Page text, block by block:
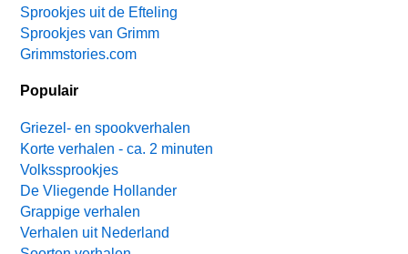
Sprookjes uit de Efteling
Sprookjes van Grimm
Grimmstories.com
Populair
Griezel- en spookverhalen
Korte verhalen - ca. 2 minuten
Volkssprookjes
De Vliegende Hollander
Grappige verhalen
Verhalen uit Nederland